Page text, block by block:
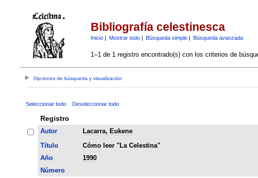
Bibliografía celestinesca
Inicio| Mostrar todo| Búsqueda simple| Búsqueda avanzada
1–1 de 1 registro encontrado(s) con los criterios de
Opciones de búsqueda y visualización
Seleccionar todo Deseleccionar todo
Registro
Autor
Lacarra, Eukene
Título
Cómo leer "La Celestina"
Año
1990
Número